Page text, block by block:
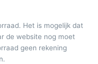
Het is mogelijk dat
de website nog moet
geen rekening